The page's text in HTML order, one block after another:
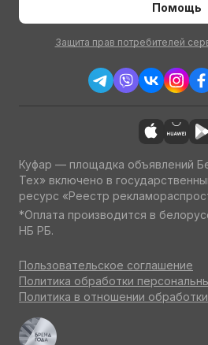
Помощь
Защита прав потребителей
Куфар — площадка объявлений
Тех» включено в
ресурс «Реестр
*Оплата производится в
НБ РБ.
Пользовательское соглашение
Политика обработки
Политика в отношении